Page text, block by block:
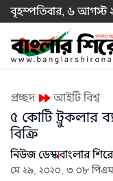
বৃহস্পতিবার, ৬ আগস্ট
প্রচ্ছদ আইটি বিশ্ব
৫ কোটি ট্রুকলার
বিক্রি
নিউজ ডেস্কবাংলার
মে ২৯, ২০২০, ৩:০৮ পিএম